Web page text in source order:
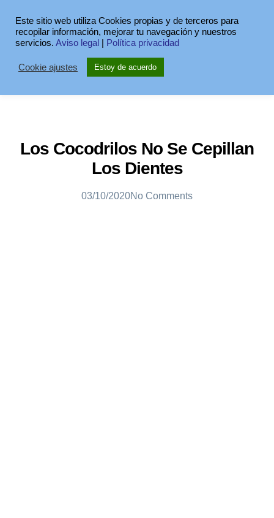
Los Cocodrilos No Se Cepillan
Los Dientes
03/10/2020No Comments
Este sitio web utiliza Cookies propias y de terceros para
recopilar información, mejorar tu navegación y nuestros
servicios. Aviso legal Política privacidad
Cookie ajustes Estoy de acuerdo